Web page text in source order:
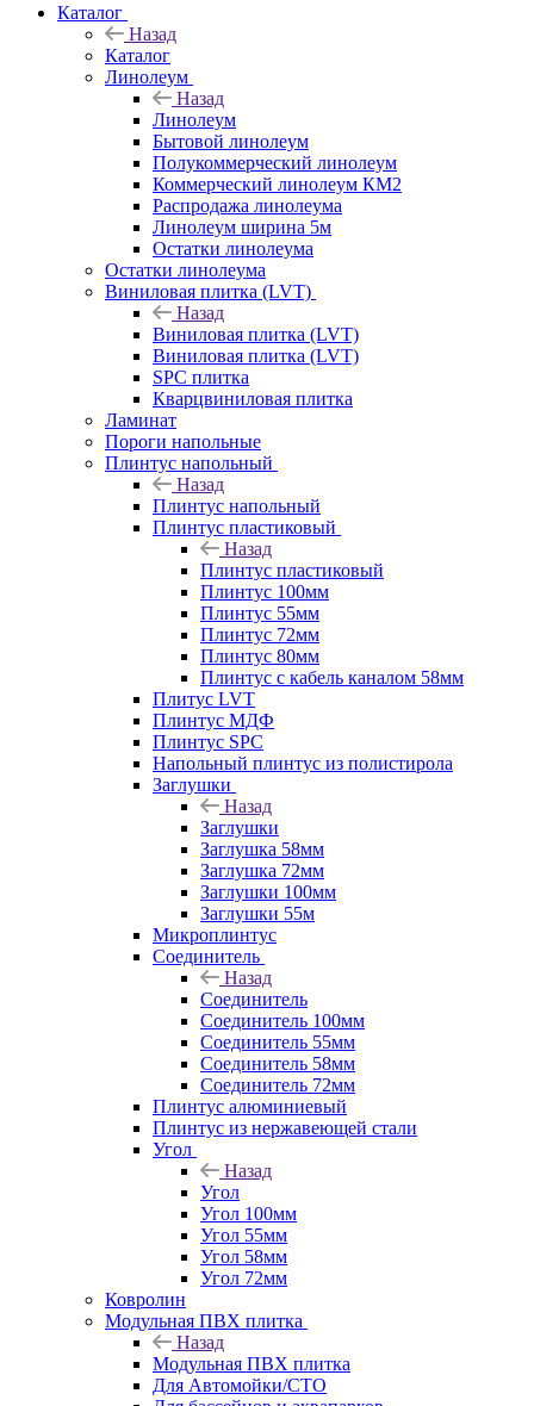
Каталог
Назад
Каталог
Линолеум
Назад
Линолеум
Бытовой линолеум
Полукоммерческий линолеум
Коммерческий линолеум КМ2
Распродажа линолеума
Линолеум ширина 5м
Остатки линолеума
Остатки линолеума
Виниловая плитка (LVT)
Назад
Виниловая плитка (LVT)
Виниловая плитка (LVT)
SPC плитка
Кварцвиниловая плитка
Ламинат
Пороги напольные
Плинтус напольный
Назад
Плинтус напольный
Плинтус пластиковый
Назад
Плинтус пластиковый
Плинтус 100мм
Плинтус 55мм
Плинтус 72мм
Плинтус 80мм
Плинтус с кабель каналом 58мм
Плитус LVT
Плинтус МДФ
Плинтус SPC
Напольный плинтус из полистирола
Заглушки
Назад
Заглушки
Заглушка 58мм
Заглушка 72мм
Заглушки 100мм
Заглушки 55м
Микроплинтус
Соединитель
Назад
Соединитель
Соединитель 100мм
Соединитель 55мм
Соединитель 58мм
Соединитель 72мм
Плинтус алюминиевый
Плинтус из нержавеющей стали
Угол
Назад
Угол
Угол 100мм
Угол 55мм
Угол 58мм
Угол 72мм
Ковролин
Модульная ПВХ плитка
Назад
Модульная ПВХ плитка
Для Автомойки/СТО